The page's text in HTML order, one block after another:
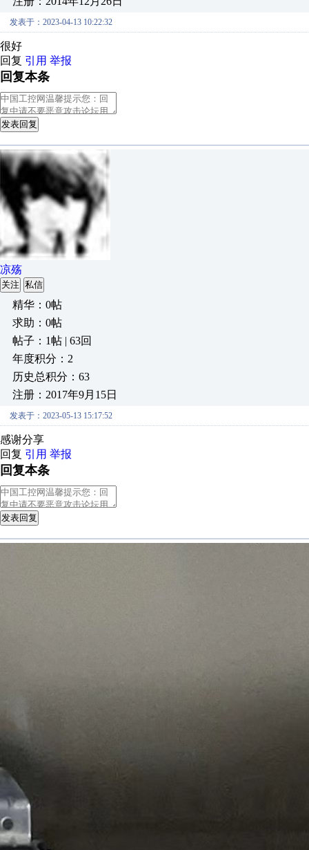
发表于：2023-04-13 10:22:32
很好
回复 引用 举报
回复本条
发表回复
凉殇
关注 私信
精华：0帖
求助：0帖
帖子：1帖 | 63回
年度积分：2
历史总积分：63
注册：2017年9月15日
发表于：2023-05-13 15:17:52
感谢分享
回复 引用 举报
回复本条
发表回复